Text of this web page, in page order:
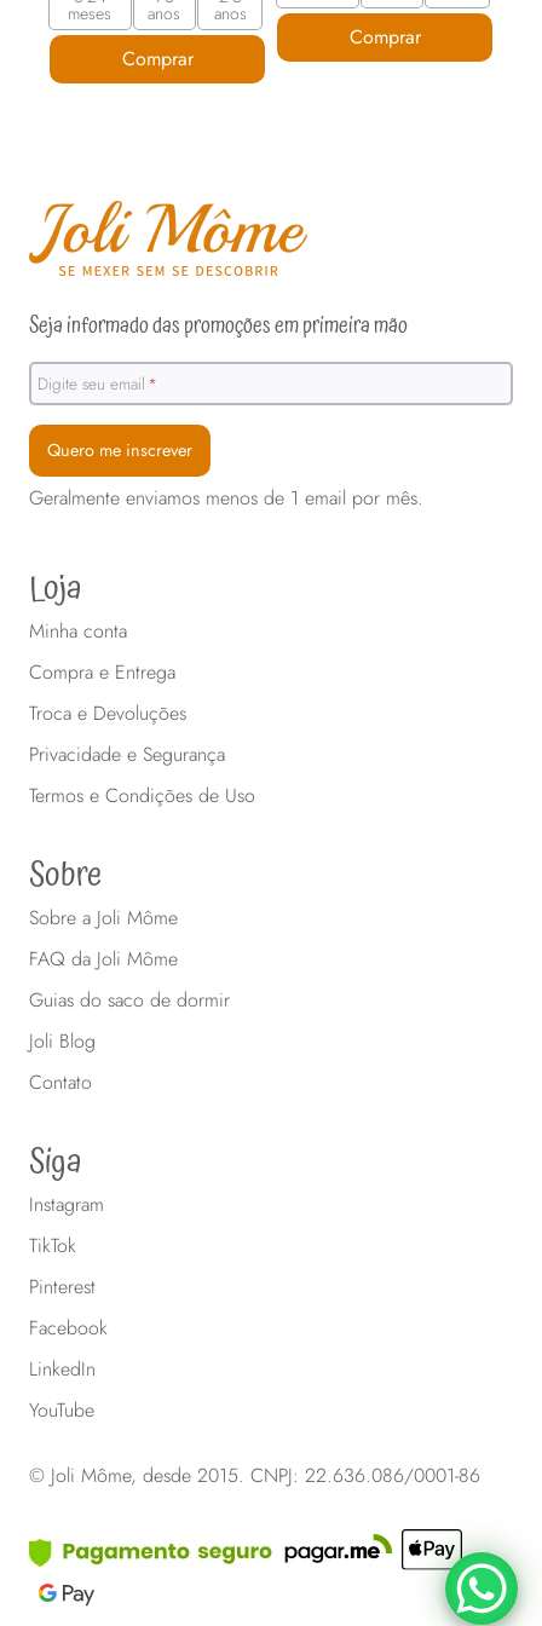
R$304,00
através
R$328,00
meses anos anos
Comprar
várias
variantes.
As
podem
ser
escolhidas
na
página
do
através
Comprar
As
opções
podem
do
Seja informado das promoções em primeira mão
Digite seu email *
Quero me inscrever
Geralmente enviamos menos de 1 email por mês.
Loja
Minha conta
Compra e Entrega
Troca e Devoluções
Privacidade e Segurança
Termos e Condições de Uso
Sobre
Sobre a Joli Môme
FAQ da Joli Môme
Guias do saco de dormir
Joli Blog
Contato
Siga
Instagram
TikTok
Pinterest
Facebook
LinkedIn
YouTube
© Joli Môme, desde 2015. CNPJ: 22.636.086/0001-86